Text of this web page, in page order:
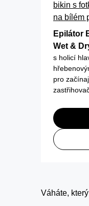
bikin s
na bílém
Epilátor
Wet &
s holicí
pro
Váháte,